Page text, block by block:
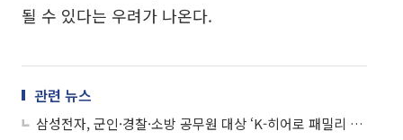
될 수 있다는 우려가 나온다.
관련 뉴스
삼성전자, 군인·경찰·소방 공무원 대상 ‘K-히어로 패밀리 페스타’